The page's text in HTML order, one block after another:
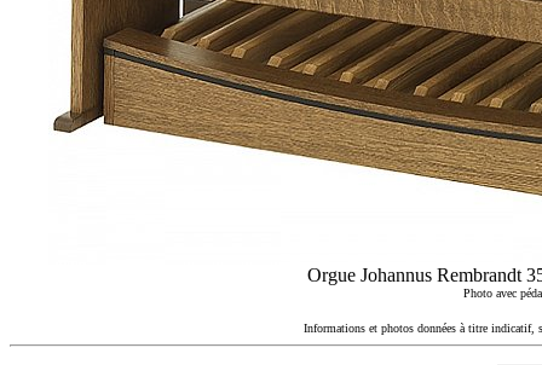
Orgue Johannus Rembrandt
Photo avec
Informations et photos données à titre indicatif,